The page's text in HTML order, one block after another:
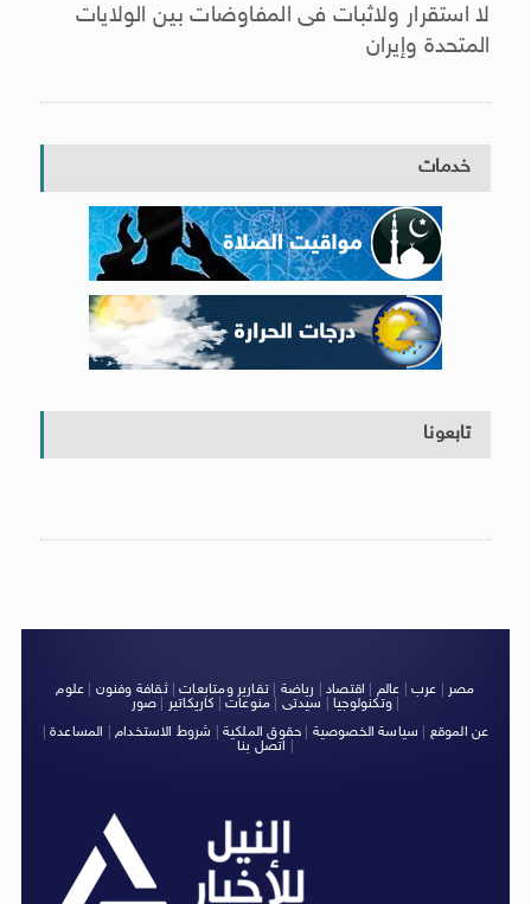
لا استقرار ولاثبات فى المفاوضات بين الولايات
المتحدة وإيران
خدمات
تابعونا
مصر عرب عالم اقتصاد رياضة |تقارير ومتابعات|ثقافة وفنون
علوم
وتكنولوجيا| سيدتى منوعات كاريكاتير صور
|
عن الموقع
سياسة الخصوصية حقوق الملكية شروط الاستخدام| المساعدة|
اتصل بنا